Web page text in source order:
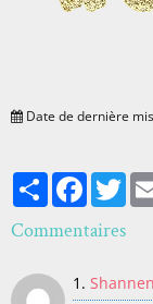
Date de dernière
Partager
Commentaires
1.